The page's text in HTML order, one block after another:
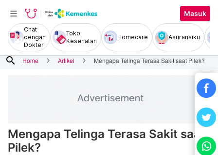
Masuk
Chat
dengan
Dokter
Toko
Kesehatan
Homecare Asuransiku
search Home Artikel Mengapa Telinga Terasa Sakit saat Pilek?
Mengapa Telinga Terasa Sakit saat
Pilek?